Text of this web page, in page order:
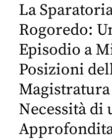
La
Rogoredo:
Episodio a
Posizioni
Magistratura
Necessità di